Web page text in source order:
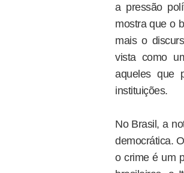
a pressão
mostra que o
mais o
vista como
aqueles que
instituições.
No Brasil, a
democrática.
o crime é um